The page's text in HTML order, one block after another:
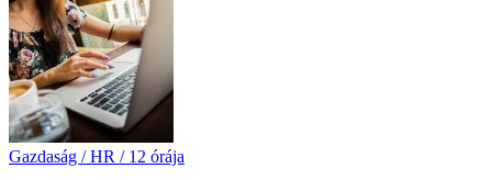
Gazdaság / HR / 12 órája